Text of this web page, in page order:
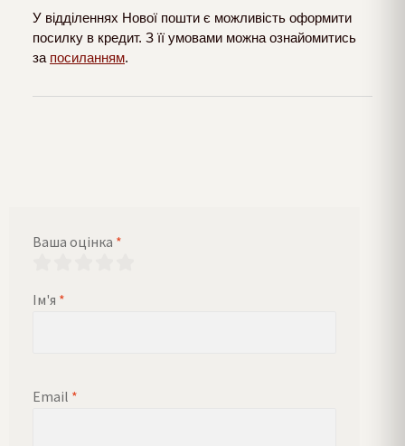
У відділеннях Нової пошти є можливість оформити
посилку в кредит. З її умовами можна ознайомитись
за посиланням.
Ваша оцінка *
Ім'я *
Email *